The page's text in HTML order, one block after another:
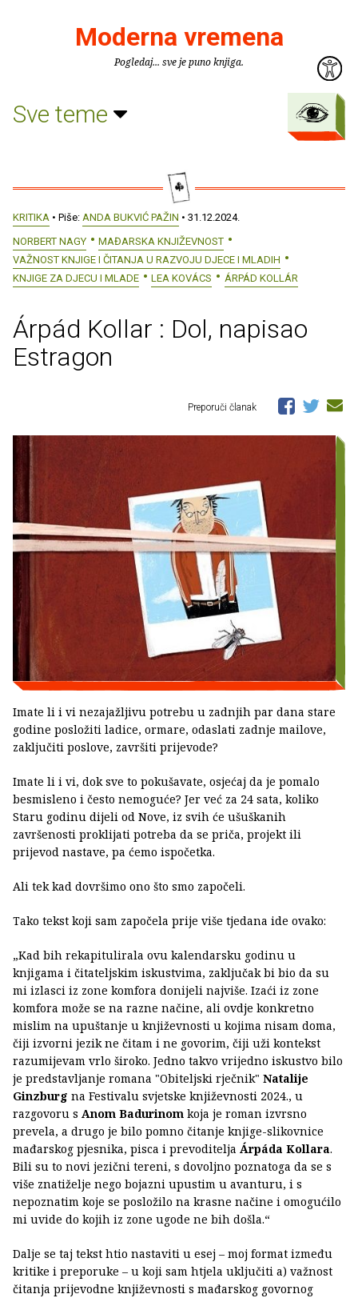
Moderna vremena
Pogledaj... sve je puno knjiga.
Sve teme
KRITIKA • Piše: ANDA BUKVIĆ PAŽIN • 31.12.2024.
NORBERT NAGY
MAĐARSKA KNJIŽEVNOST
VAŽNOST KNJIGE I ČITANJA U RAZVOJU DJECE I MLADIH
KNJIGE ZA DJECU I MLADE
LEA KOVÁCS ÁRPÁD KOLLÁR
Árpád Kollar : Dol, napisao
Estragon
Preporuči članak
Imate li i vi nezajažljivu potrebu u zadnjih par dana stare
godine posložiti ladice, ormare, odaslati zadnje mailove,
zaključiti poslove, završiti prijevode?
Imate li i vi, dok sve to pokušavate, osjećaj da je pomalo
besmisleno i često nemoguće? Jer već za 24 sata, koliko
Staru godinu dijeli od Nove, iz svih će ušuškanih
završenosti proklijati potreba da se priča, projekt ili
prijevod nastave, pa ćemo ispočetka.
Ali tek kad dovršimo ono što smo započeli.
Tako tekst koji sam započela prije više tjedana ide ovako:
„Kad bih rekapitulirala ovu kalendarsku godinu u
knjigama i čitateljskim iskustvima, zaključak bi bio da su
mi izlasci iz zone komfora donijeli najviše. Izaći iz zone
komfora može se na razne načine, ali ovdje konkretno
mislim na upuštanje u književnosti u kojima nisam doma,
čiji izvorni jezik ne čitam i ne govorim, čiji uži kontekst
razumijevam vrlo široko. Jedno takvo vrijedno iskustvo bilo
je predstavljanje romana "Obiteljski rječnik" Natalije
Ginzburg na Festivalu svjetske književnosti 2024., u
razgovoru s Anom Badurinom koja je roman izvrsno
prevela, a drugo je bilo pomno čitanje knjige-slikovnice
mađarskog pjesnika, pisca i prevoditelja Árpáda Kollara.
Bili su to novi jezični tereni, s dovoljno poznatoga da se s
više znatiželje nego bojazni upustim u avanturu, i s
nepoznatim koje se posložilo na krasne načine i omogućilo
mi uvide do kojih iz zone ugode ne bih došla.“
Dalje se taj tekst htio nastaviti u esej – moj format između
kritike i preporuke – u koji sam htjela uključiti a) važnost
čitanja prijevodne književnosti s mađarskog govornog